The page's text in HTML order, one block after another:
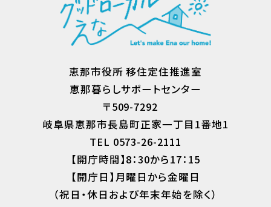
恵那市役所 移住定住推進室
恵那暮らしサポートセンター
〒509-7292
岐阜県恵那市長島町正家一丁目1番地1
TEL 0573-26-2111
【開庁時間】8：30から17：15
【開庁日】月曜日から金曜日
（祝日・休日および年末年始を除く）